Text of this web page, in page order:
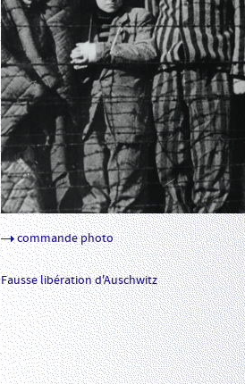
commande photo
Fausse libération d'Auschwitz